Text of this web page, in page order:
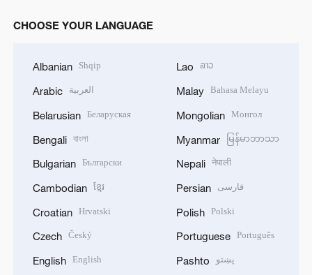
CHOOSE YOUR LANGUAGE
Albanian Shqip
Arabic العربية
Belarusian Беларуская
Bengali বাংলা
Bulgarian Български
Cambodian ខ្មែរ
Croatian Hrvatski
Czech Český
English English
Lao ລາວ
Malay Bahasa Melayu
Mongolian Монгол
Myanmar မြန်မာဘာသာ
Nepali नेपाली
Persian فارسی
Polish Polski
Portuguese Português
Pashto پښتو